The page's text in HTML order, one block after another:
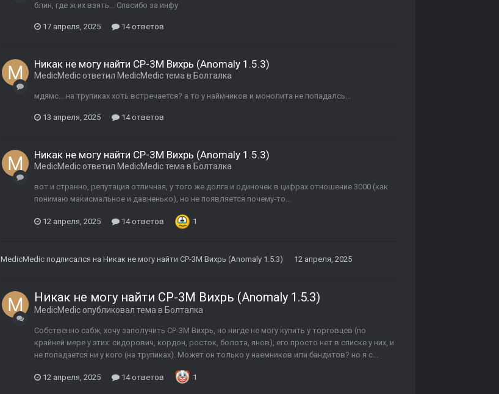
блин, где ж их взять... Спасибо за инфу
17 апреля, 2025 14 ответов
Никак не могу найти СР-3М Вихрь (Anomaly 1.5.3)
MedicMedic ответил MedicMedicтема в Болталка
мдямс... на трупиках хоть встречается? а то у наймников и монолита не попадалсь...
13 апреля, 2025 14 ответов
Никак не могу найти СР-3М Вихрь (Anomaly 1.5.3)
MedicMedic ответил MedicMedicтема в Болталка
вот и странно, репутация отличная, у того же долга и одиночек в цифрах отношение 3000 (как
понимаю макисмальное и давненько), но не появляется почему-то...
12 апреля, 2025 14 ответов 1
MedicMedic подписался на Никак не могу найти СР-3М Вихрь (Anomaly 1.5.3) 12 апреля, 2025
Никак не могу найти СР-3М Вихрь (Anomaly 1.5.3)
MedicMedic опубликовал тема в Болталка
Собственно сабж, хочу заполучить СР-3М Вихрь, но нигде не могу купить у торговцев (по
крайней мере у этих: сидорович, кордон, росток, болота, янов), его просто нет в списке у них, и
не попадается ни у кого (на трупиках). Может он только у наемников или бандитов? но я с...
12 апреля, 2025 14 ответов 1